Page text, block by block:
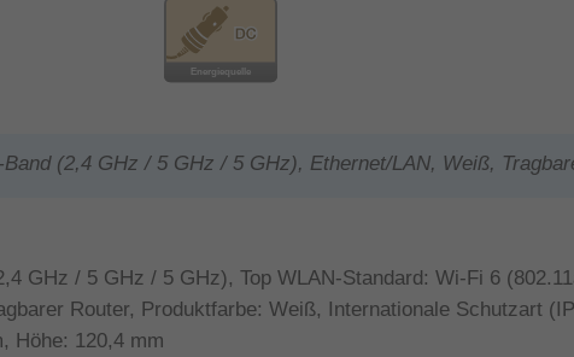
(2,4 GHz / 5 GHz / 5 GHz), Ethernet/LAN, Weiß,
GHz / 5 GHz / 5 GHz), Top WLAN-Standard: Wi-Fi 6
Router, Produktfarbe: Weiß, Internationale Schutzart
Höhe: 120,4 mm